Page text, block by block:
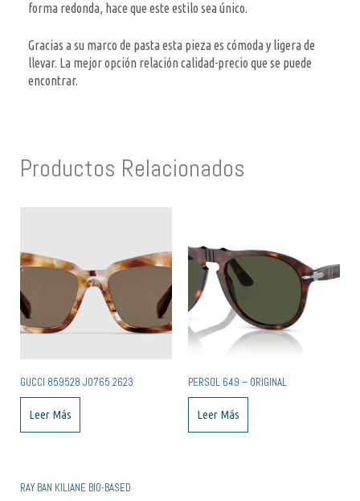
forma redonda, hace que este estilo sea único.
Gracias a su marco de pasta esta pieza es cómoda y ligera de
llevar. La mejor opción relación calidad-precio que se puede
encontrar.
Productos Relacionados
GUCCI 859528 J0765 2623
Leer Más
PERSOL 649 – ORIGINAL
Leer Más
RAY BAN KILIANE BIO-BASED